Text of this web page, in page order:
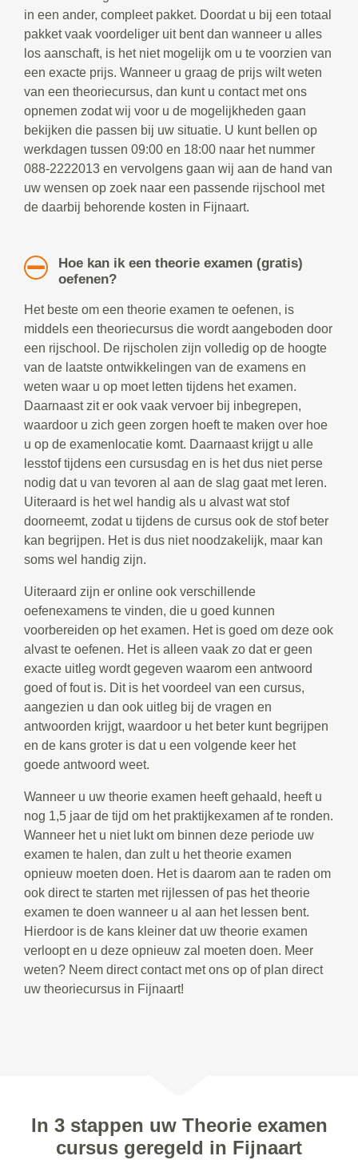
in een ander, compleet pakket. Doordat u bij een totaal
pakket vaak voordeliger uit bent dan wanneer u alles
los aanschaft, is het niet mogelijk om u te voorzien van
een exacte prijs. Wanneer u graag de prijs wilt weten
van een theoriecursus, dan kunt u contact met ons
opnemen zodat wij voor u de mogelijkheden gaan
bekijken die passen bij uw situatie. U kunt bellen op
werkdagen tussen 09:00 en 18:00 naar het nummer
088-2222013 en vervolgens gaan wij aan de hand van
uw wensen op zoek naar een passende rijschool met
de daarbij behorende kosten in Fijnaart.
Hoe kan ik een theorie examen (gratis)
oefenen?
Het beste om een theorie examen te oefenen, is
middels een theoriecursus die wordt aangeboden door
een rijschool. De rijscholen zijn volledig op de hoogte
van de laatste ontwikkelingen van de examens en
weten waar u op moet letten tijdens het examen.
Daarnaast zit er ook vaak vervoer bij inbegrepen,
waardoor u zich geen zorgen hoeft te maken over hoe
u op de examenlocatie komt. Daarnaast krijgt u alle
lesstof tijdens een cursusdag en is het dus niet perse
nodig dat u van tevoren al aan de slag gaat met leren.
Uiteraard is het wel handig als u alvast wat stof
doorneemt, zodat u tijdens de cursus ook de stof beter
kan begrijpen. Het is dus niet noodzakelijk, maar kan
soms wel handig zijn.
Uiteraard zijn er online ook verschillende
oefenexamens te vinden, die u goed kunnen
voorbereiden op het examen. Het is goed om deze ook
alvast te oefenen. Het is alleen vaak zo dat er geen
exacte uitleg wordt gegeven waarom een antwoord
goed of fout is. Dit is het voordeel van een cursus,
aangezien u dan ook uitleg bij de vragen en
antwoorden krijgt, waardoor u het beter kunt begrijpen
en de kans groter is dat u een volgende keer het
goede antwoord weet.
Wanneer u uw theorie examen heeft gehaald, heeft u
nog 1,5 jaar de tijd om het praktijkexamen af te ronden.
Wanneer het u niet lukt om binnen deze periode uw
examen te halen, dan zult u het theorie examen
opnieuw moeten doen. Het is daarom aan te raden om
ook direct te starten met rijlessen of pas het theorie
examen te doen wanneer u al aan het lessen bent.
Hierdoor is de kans kleiner dat uw theorie examen
verloopt en u deze opnieuw zal moeten doen. Meer
weten? Neem direct contact met ons op of plan direct
uw theoriecursus in Fijnaart!
In 3 stappen uw Theorie examen
cursus geregeld in Fijnaart